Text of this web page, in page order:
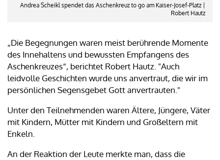
Andrea Scheikl spendet das Aschenkreuz to go am Kaiser-Josef-Platz |
Robert Hautz
„Die Begegnungen waren meist berührende Momente
des Innehaltens und bewussten Empfangens des
Aschenkreuzes“, berichtet Robert Hautz. "Auch
leidvolle Geschichten wurde uns anvertraut, die wir im
persönlichen Segensgebet Gott anvertrauten."
Unter den Teilnehmenden waren Ältere, Jüngere, Väter
mit Kindern, Mütter mit Kindern und Großeltern mit
Enkeln.
An der Reaktion der Leute merkte man, dass die